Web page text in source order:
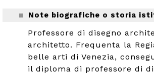
Note biografiche o storia
Professore di disegno
architetto. Frequenta la
belle arti di Venezia,
il diploma di professore di